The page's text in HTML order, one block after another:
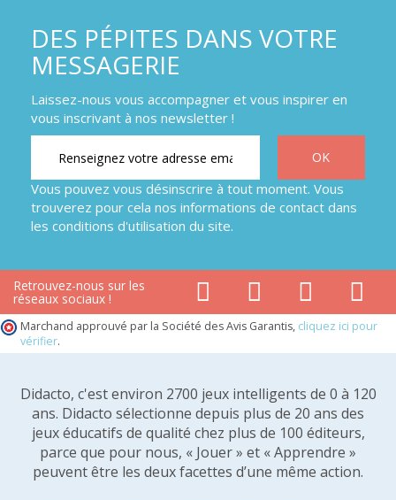
DES PÉPITES DANS VOTRE
MESSAGERIE
Laissez-nous vous accompagner et vous inspirer en
vous inscrivant à nos newsletter !
Vous pouvez vous désinscrire à tout moment. Vous
trouverez pour cela nos informations de contact dans
les conditions d'utilisation du site.
Retrouvez-nous sur les
réseaux sociaux !
Marchand approuvé par la Société des Avis Garantis, cliquez ici pour
vérifier.
Didacto, c'est environ 2700 jeux intelligents de 0 à 120
ans. Didacto sélectionne depuis plus de 20 ans des
jeux éducatifs de qualité chez plus de 100 éditeurs,
parce que pour nous, « Jouer » et « Apprendre »
peuvent être les deux facettes d’une même action.